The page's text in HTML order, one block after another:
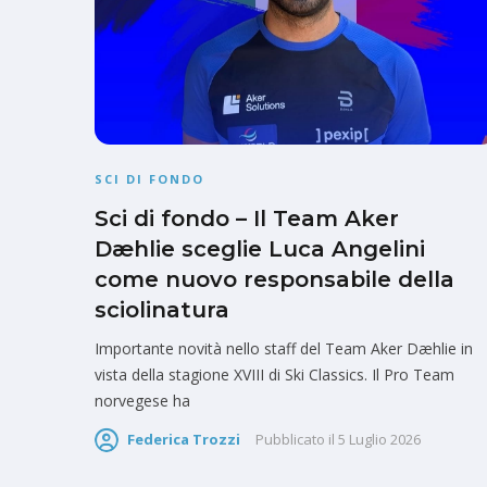
SCI DI FONDO
Sci di fondo – Il Team Aker
Dæhlie sceglie Luca Angelini
come nuovo responsabile della
sciolinatura
Importante novità nello staff del Team Aker Dæhlie in
vista della stagione XVIII di Ski Classics. Il Pro Team
norvegese ha
Federica Trozzi Pubblicato il 5 Luglio 2026